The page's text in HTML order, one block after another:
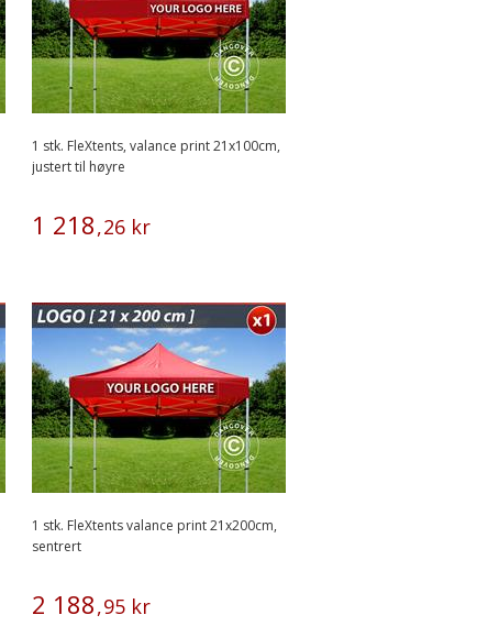
1 stk. FleXtents, valance print 21x100cm,
justert til høyre
1 218,26 kr
1 stk. FleXtents valance print 21x200cm,
sentrert
2 188,95 kr